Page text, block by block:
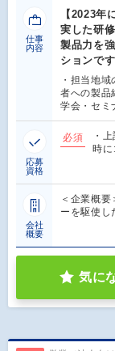
仕事
内容
【2023年
実した研
製品力を
ションです
・担当地
者への製品
学会・セ
応募
資格
必須
・
時
会社
概要
＜企業概
ーを駆使
気に